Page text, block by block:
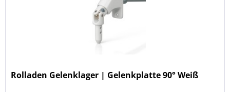
Rolladen Gelenklager | Gelenkplatte 90° Weiß